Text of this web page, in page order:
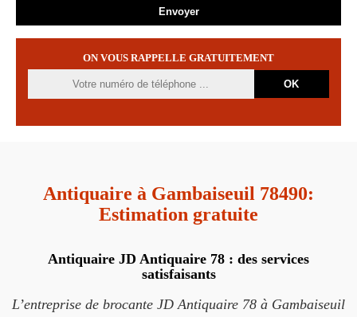
ON VOUS RAPPELLE GRATUITEMENT
Antiquaire à Gambaiseuil 78490:
Estimation gratuite
Antiquaire JD Antiquaire 78 : des services
satisfaisants
L’entreprise de brocante JD Antiquaire 78 à Gambaiseuil